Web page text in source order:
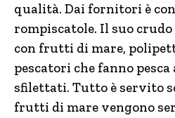
qualità. Dai fornitori è
rompiscatole. Il suo
con frutti di mare,
pescatori che fanno pesca
sfilettati. Tutto è servito
frutti di mare vengono